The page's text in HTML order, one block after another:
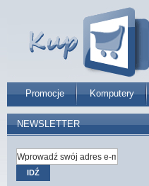
Promocje Komputery
NEWSLETTER
IDŹ